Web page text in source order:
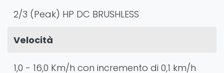
2/3 (Peak) HP DC BRUSHLESS
Velocità
1,0 - 16,0 Km/h con incremento di 0,1 km/h